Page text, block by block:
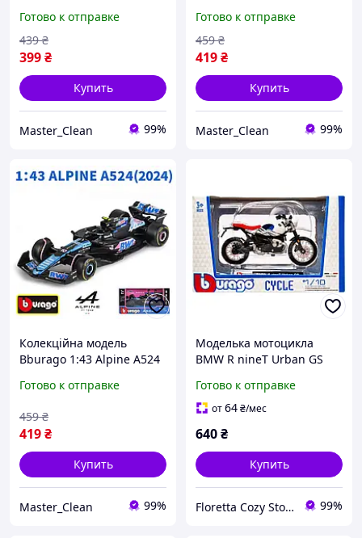
Формула 1. Formula 1
Готово к отправке
399₴
439 ₴
Купить
Master_Clean 99%
Ocon. Формула 1. Formula
1
Готово к отправке
419₴
459 ₴
Купить
Master_Clean 99%
Колекційна модель
Bburago 1:43 Alpine A524
Gasly. Формула 1. Formula
Готово к отправке
419₴
459 ₴
Купить
Master_Clean 99%
Моделька мотоцикла
BMW R nineT Urban GS
Готово к отправке
от64₴/мес
640₴
Купить
Floretta Cozy Store 99%